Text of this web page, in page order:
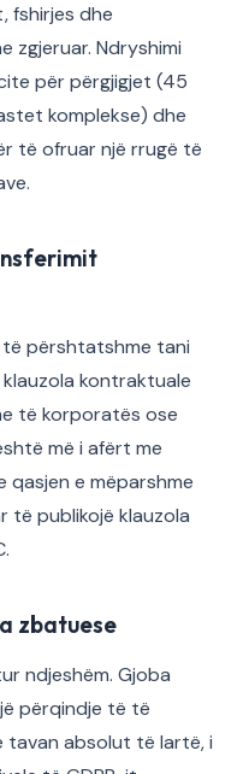
fshirjes dhe
zgjeruar. Ndryshimi
për përgjigjet (45
komplekse) dhe
të ofruar një rrugë të
përshtatshme tani
kontraktuale
të korporatës ose
më i afërt me
qasjen e mëparshme
të publikojë klauzola
zbatuese
ndjeshëm. Gjoba
përqindje të të
tavan absolut të lartë, i